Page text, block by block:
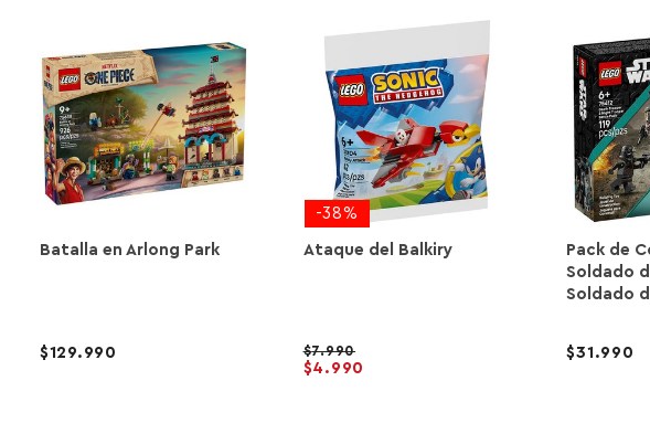
Batalla en Arlong Park
129.990
-38%
Ataque del Balkiry
7.990
4.990
Pack de
Soldado
Soldado
31.990